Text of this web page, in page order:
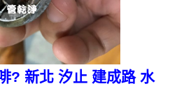
? 新北 汐止 建成路 水